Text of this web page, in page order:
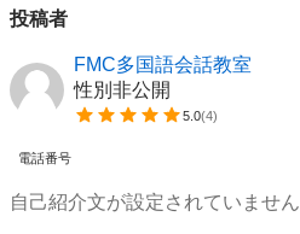
投稿者
FMC多国語会話教室
性別非公開
5.0(4)
電話番号
自己紹介文が設定されていません